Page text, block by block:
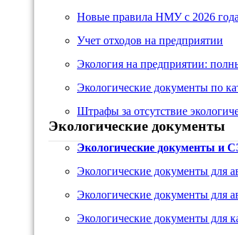
Новые правила НМУ с 2026 года
Учет отходов на предприятии
Экология на предприятии:
Экологические документы по
Штрафы за отсутствие
Экологические документы
Экологические документы и
Экологические документы для
Экологические документы для
Экологические документы для